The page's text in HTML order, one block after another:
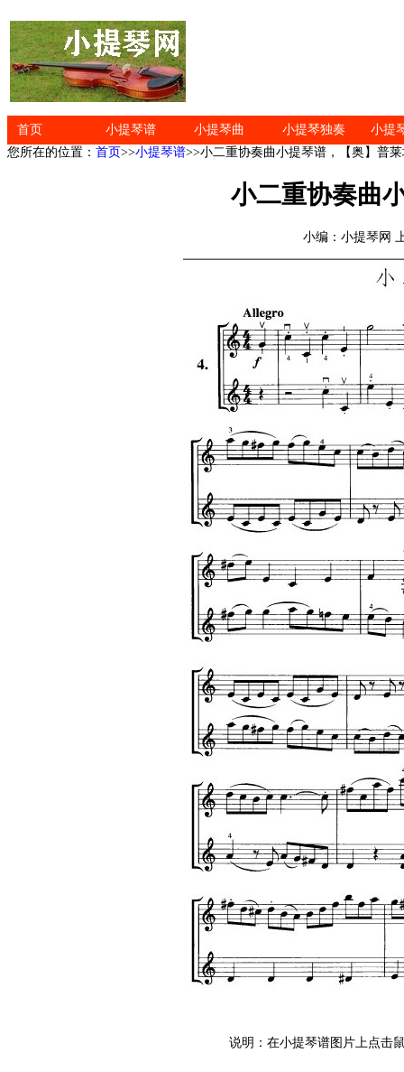
首页 小提琴谱 小提琴曲 小提琴独奏
小提
您所在的位置： 首页>>小提琴谱>>小二重协奏曲小提琴谱，【奥】普
小二重协奏曲
小编：小提琴网
说明：在小提琴谱图片上点击